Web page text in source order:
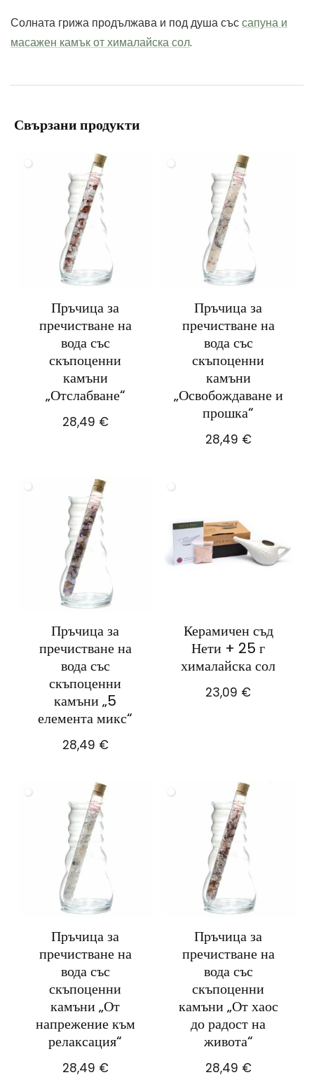
Солната грижа продължава и под душа съссапуна и
масажен камък от хималайска сол.
Свързани продукти
Пръчица за
пречистване на
вода със
скъпоценни
камъни
„Отслабване“
28,49 €
Пръчица за
пречистване на
вода със
скъпоценни
камъни
„Освобождаване и
прошка“
28,49 €
Пръчица за
пречистване на
вода със
скъпоценни
камъни „5
елемента микс“
28,49 €
Керамичен съд
Нети + 25 г
хималайска сол
23,09 €
Пръчица за
пречистване на
вода със
скъпоценни
камъни „От
напрежение към
релаксация“
28,49 €
Пръчица за
пречистване на
вода със
скъпоценни
камъни „От хаос
до радост на
живота“
28,49 €